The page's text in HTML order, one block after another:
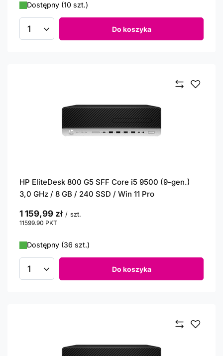
Dostępny (10 szt.)
Ilość produktów Do koszyka
HP EliteDesk 800 G5 SFF Core i5 9500 (9-gen.)
3,0 GHz / 8 GB / 240 SSD / Win 11 Pro
1 159,99 zł / szt.
11599.90 PKT
Dostępny (36 szt.)
Ilość produktów Do koszyka